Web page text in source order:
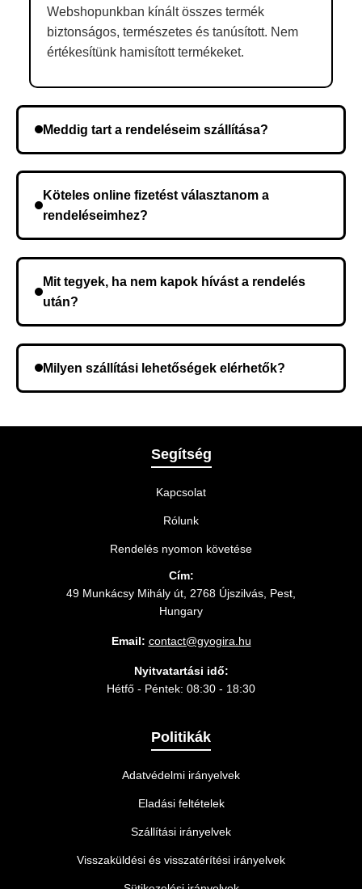
Webshopunkban kínált összes termék
biztonságos, természetes és tanúsított. Nem
értékesítünk hamisított termékeket.
Meddig tart a rendeléseim szállítása?
kerül, és ez az időtartam függ a szállítási címtől.
Köteles online fizetést választanom a
rendeléseimhez?
Mit tegyek, ha nem kapok hívást a rendelés
után?
meg a rendelést.
Milyen szállítási lehetőségek elérhetők?
legmegfelelőbb szállítási módot.
Segítség
Kapcsolat
Rólunk
Rendelés nyomon követése
Cím:
49 Munkácsy Mihály út, 2768 Újszilvás, Pest,
Hungary
Email: contact@gyogira.hu
Nyitvatartási idő:
Hétfő - Péntek: 08:30 - 18:30
Politikák
Adatvédelmi irányelvek
Eladási feltételek
Szállítási irányelvek
Visszaküldési és visszatérítési irányelvek